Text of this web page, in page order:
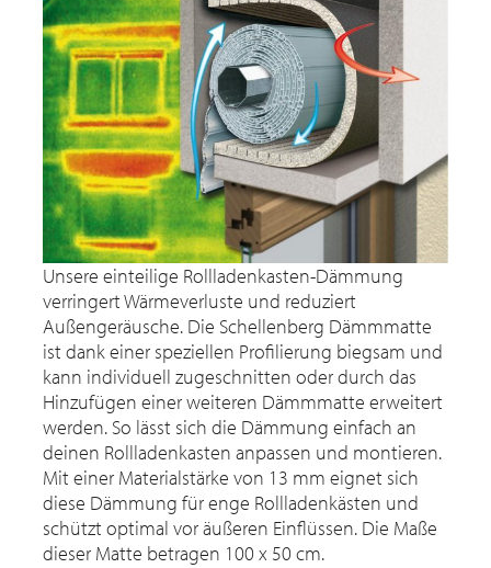
Unsere einteilige Rollladenkasten-Dämmung
verringert Wärmeverluste und reduziert
Außengeräusche. Die Schellenberg Dämmmatte
ist dank einer speziellen Profilierung biegsam und
kann individuell zugeschnitten oder durch das
Hinzufügen einer weiteren Dämmmatte erweitert
werden. So lässt sich die Dämmung einfach an
deinen Rollladenkasten anpassen und montieren.
Mit einer Materialstärke von 13 mm eignet sich
diese Dämmung für enge Rollladenkästen und
schützt optimal vor äußeren Einflüssen. Die Maße
dieser Matte betragen 100 x 50 cm.